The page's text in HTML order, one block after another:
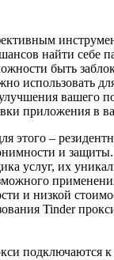
найти себе
быть
использовать
вашего
приложения в
этого –
и
услуг, их
и низкой
Tinder
подключаются к